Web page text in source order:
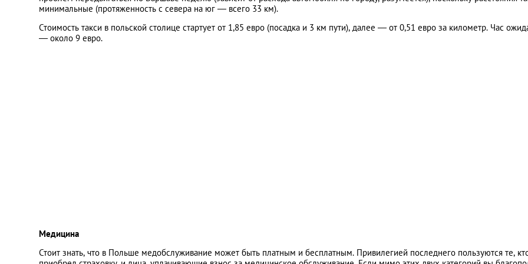
минимальные (протяженность с севера на юг — всего 33 км).
Стоимость такси в польской столице стартует от 1,85 евро (посадка и 3 км пути), далее — от 0,51 евро за километр. Час
— около 9 евро.
Медицина
Стоит знать, что в Польше медобслуживание может быть платным и бесплатным. Привилегией последнего пользуются те,